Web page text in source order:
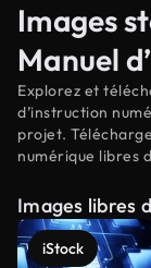
Images
Manuel
Explorez et
d’instruction
projet.
numérique libres
Images libres
iStock